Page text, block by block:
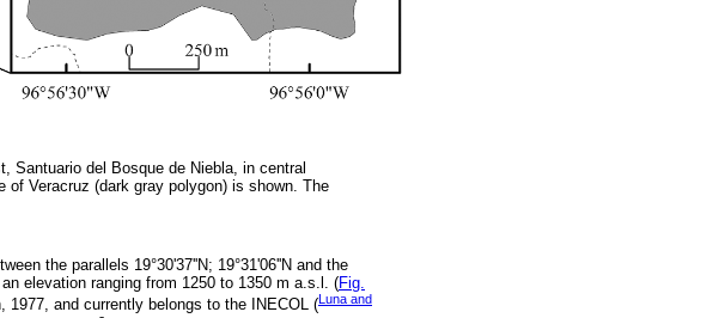
Santuario del Bosque de Niebla, in central
Veracruz (dark gray polygon) is shown. The
the parallels 19°30'37''N; 19°31'06''N and the
elevation ranging from 1250 to 1350 m a.s.l. (Fig.
and currently belongs to the INECOL (Luna and